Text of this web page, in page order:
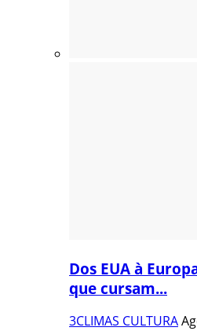
Dos EUA à
que cursam...
3CLIMAS CULTURA